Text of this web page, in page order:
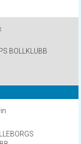
BOLLKLUBB